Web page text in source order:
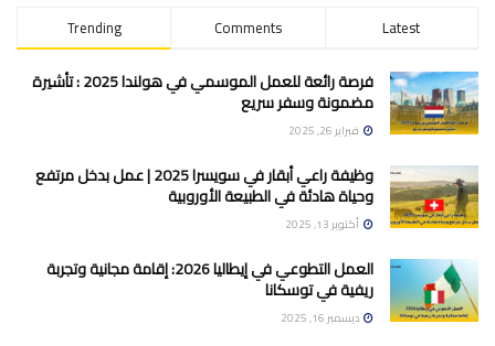
Trending Comments Latest
فرصة رائعة للعمل الموسمي في هولندا 2025 : تأشيرة
مضمونة وسفر سريع
فبراير 26, 2025
وظيفة راعي أبقار في سويسرا 2025 | عمل بدخل مرتفع
وحياة هادئة في الطبيعة الأوروبية
أكتوبر 13, 2025
العمل التطوعي في إيطاليا 2026: إقامة مجانية وتجربة
ريفية في توسكانا
ديسمبر 16, 2025